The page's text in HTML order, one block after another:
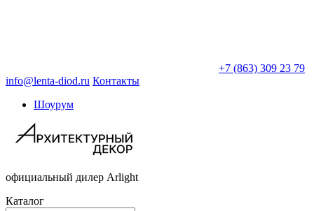
+7 (863) 309 23 79
info@lenta-diod.ru Контакты
Шоурум
официальный дилер Arlight
Каталог